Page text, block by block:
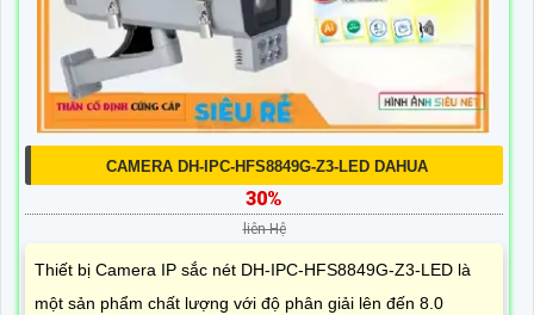
CAMERA DH-IPC-HFS8849G-Z3-LED DAHUA
30%
liên Hệ
Thiết bị Camera IP sắc nét DH-IPC-HFS8849G-Z3-LED là
một sản phẩm chất lượng với độ phân giải lên đến 8.0